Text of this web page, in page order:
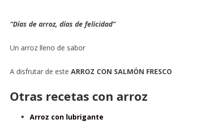
“Días de arroz, días de felicidad”
Un arroz lleno de sabor
A disfrutar de este ARROZ CON SALMÓN FRESCO
Otras recetas con arroz
Arroz con lubrigante